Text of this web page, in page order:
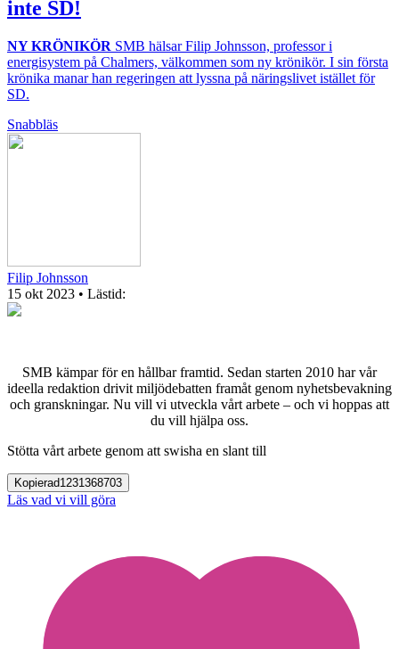
inte SD!
NY KRÖNIKÖR SMB hälsar Filip Johnsson, professor i
energisystem på Chalmers, välkommen som ny krönikör. I sin första
krönika manar han regeringen att lyssna på näringslivet istället för
SD.
Snabbläs
Filip Johnsson
15 okt 2023 • Lästid:
SMB kämpar för en hållbar framtid. Sedan starten 2010 har vår
ideella redaktion drivit miljödebatten framåt genom nyhetsbevakning
och granskningar. Nu vill vi utveckla vårt arbete – och vi hoppas att
du vill hjälpa oss.
Stötta vårt arbete genom att swisha en slant till
Kopierad1231368703
Läs vad vi vill göra